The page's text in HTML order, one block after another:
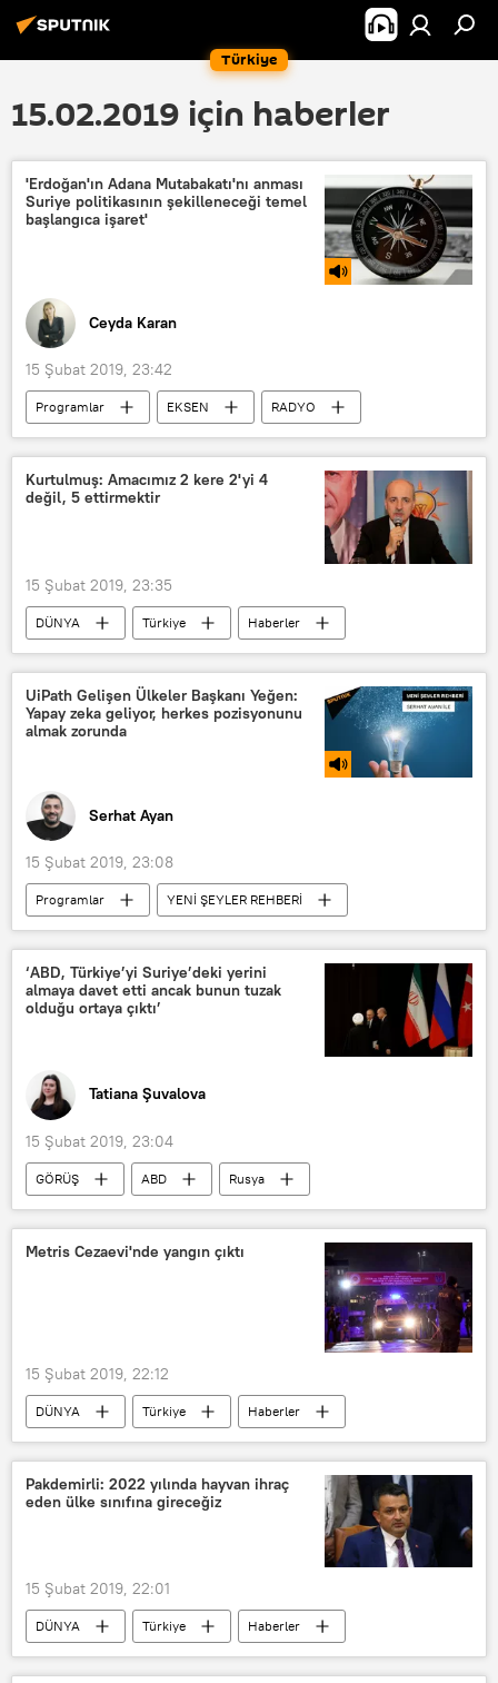
Türkiye
15.02.2019 için haberler
'Erdoğan'ın Adana Mutabakatı'nı anması
Suriye politikasının şekilleneceği temel
başlangıca işaret'
Ceyda Karan
15 Şubat 2019, 23:42
Programlar EKSEN
RADYO
Rusya
TÜRKİYE
Suriye
İran
Aydın Sezer
Kurtulmuş: Amacımız 2 kere 2'yi 4
değil, 5 ettirmektir
15 Şubat 2019, 23:35
DÜNYA Türkiye
Haberler
POLİTİKA
31 Mart yerel seçimleri
TÜRKİYE
Eyüpsultan
Numan Kurtulmuş
AK Parti
UiPath Gelişen Ülkeler Başkanı Yeğen:
Yapay zeka geliyor, herkes pozisyonunu
almak zorunda
Serhat Ayan
15 Şubat 2019, 23:08
Programlar
YENİ ŞEYLER REHBERİ
RADYO
Tansu Yeğen
‘ABD, Türkiye’yi Suriye’deki yerini
almaya davet etti ancak bunun tuzak
olduğu ortaya çıktı’
Tatiana Şuvalova
15 Şubat 2019, 23:04
GÖRÜŞ ABD
Rusya
TÜRKİYE
Suriye
İran
Soçi
Metris Cezaevi'nde yangın çıktı
15 Şubat 2019, 22:12
DÜNYA Türkiye
Haberler
TÜRKİYE
İstanbul
Yangın
Metris Cezaevi
Pakdemirli: 2022 yılında hayvan ihraç
eden ülke sınıfına gireceğiz
15 Şubat 2019, 22:01
DÜNYA Türkiye
Haberler
TÜRKİYE
Bekir Pakdemirli